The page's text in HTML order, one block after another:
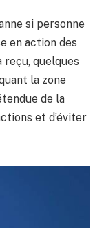
si personne
en action des
reçu, quelques
la zone
de la
et d’éviter